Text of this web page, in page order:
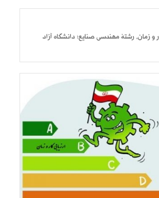
و زمان، رشتۀ مهندسی صنایع؛ دانشگاه آزاد